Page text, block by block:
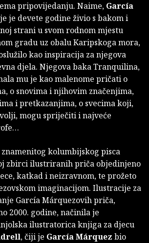
pripovijedanju. Naime, García
je devete godine živio s bakom i
strani u svom rodnom mjestu
gradu uz obalu Karipskoga mora,
kao inspiracija za njegova
djela. Njegova baka Tranquilina,
mu je kao malenome pričati o
o snovima i njihovim značenjima,
i pretkazanjima, o svecima koji,
mogu spriječiti i najveće
kolumbijskog pisca
zbirci ilustriranih priča objedinjeno
katkad i neizravnom, te prožeto
imaginacijom. Ilustracije za
García Márquezovih priča,
2000. godine, načinila je
ilustratorica knjiga za djecu
, čiji je García Márquez bio